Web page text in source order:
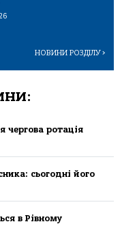
НОВИНИ РОЗДІЛУ>
чергова ротація
сьогодні його
в Рівному